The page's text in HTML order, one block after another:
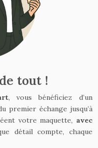
tout !
, vous bénéficiez d’un
premier échange jusqu’à
votre maquette, avec
détail compte, chaque